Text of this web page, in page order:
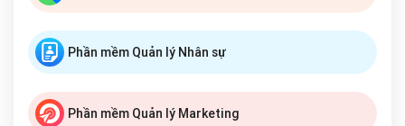
Phần mềm Quản lý Nhân sự
Phần mềm Quản lý Marketing